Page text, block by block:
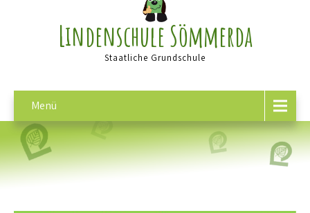
Lindenschule Sömmerda
Staatliche Grundschule
Menü